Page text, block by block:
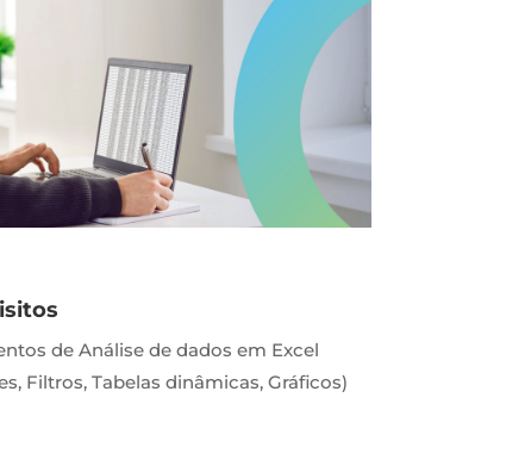
de Análise de dados em Excel
Filtros, Tabelas dinâmicas, Gráficos)